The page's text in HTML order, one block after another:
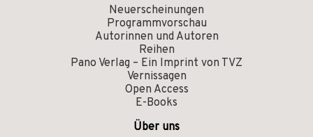
Neuerscheinungen
Programmvorschau
Autorinnen und Autoren
Reihen
Pano Verlag – Ein Imprint von TVZ
Vernissagen
Open Access
E-Books
Über uns